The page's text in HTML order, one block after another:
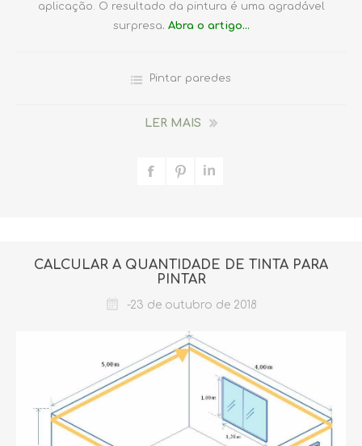
aplicação. O resultado da pintura é uma agradável
surpresa. Abra o artigo…
Pintar paredes
LER MAIS
CALCULAR A QUANTIDADE DE TINTA PARA
PINTAR
-23 de outubro de 2018